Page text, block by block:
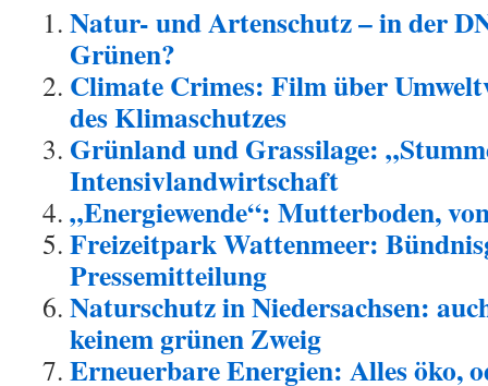
Natur- und Artenschutz – in der
Grünen?
Climate Crimes: Film über
des Klimaschutzes
Grünland und Grassilage:
Intensivlandwirtschaft
„Energiewende“: Mutterboden,
Freizeitpark Wattenmeer:
Pressemitteilung
Naturschutz in Niedersachsen:
keinem grünen Zweig
Erneuerbare Energien: Alles öko,